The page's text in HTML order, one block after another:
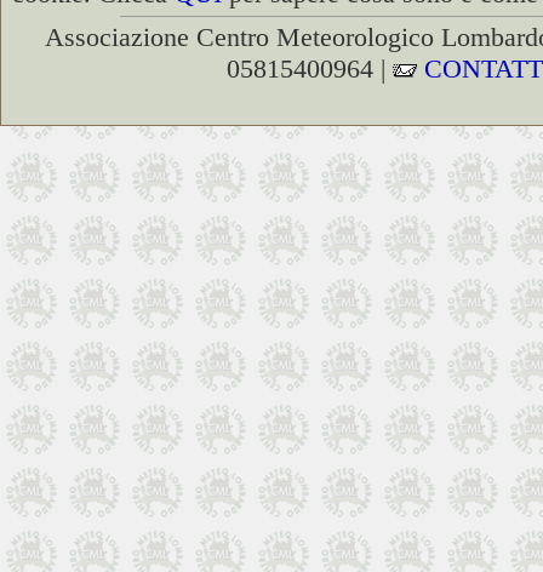
Associazione Centro Meteorologico
05815400964 |